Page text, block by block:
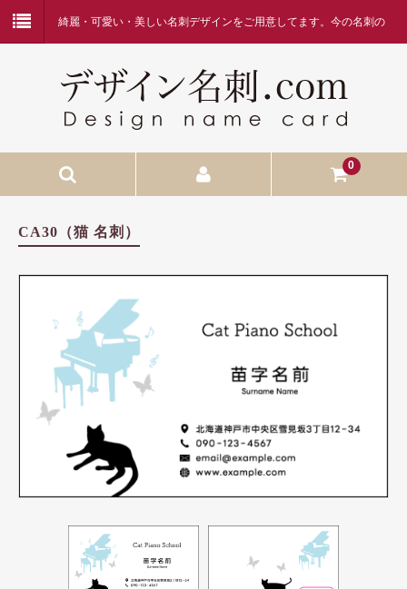
綺麗・可愛い・美しい名刺デザインをご用意してます。今の名刺の
デザインに何か物足りなさを感じている方、デザイン名刺.comを是
0
価格表・お支払方法
お問合せ
FAQ
CA30（猫 名刺）